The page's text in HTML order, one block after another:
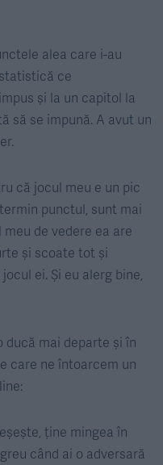
alea care i-au
ce
și la un capitol la
să se impună. A avut un
că jocul meu e un pic
punctul, sunt mai
de vedere ea are
și scoate tot și
ei. Și eu alerg bine,
ducă mai departe și în
care ne întoarcem un
ține mingea în
când ai o adversară